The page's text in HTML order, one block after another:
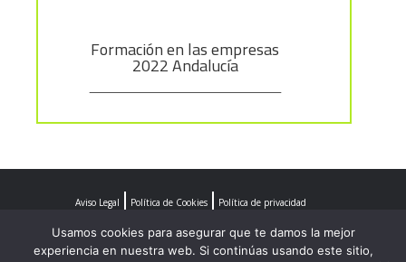
Formación en las empresas
2022 Andalucía
Aviso Legal Política de Cookies Política de privacidad
Usamos cookies para asegurar que te damos la mejor
experiencia en nuestra web. Si continúas usando este sitio,